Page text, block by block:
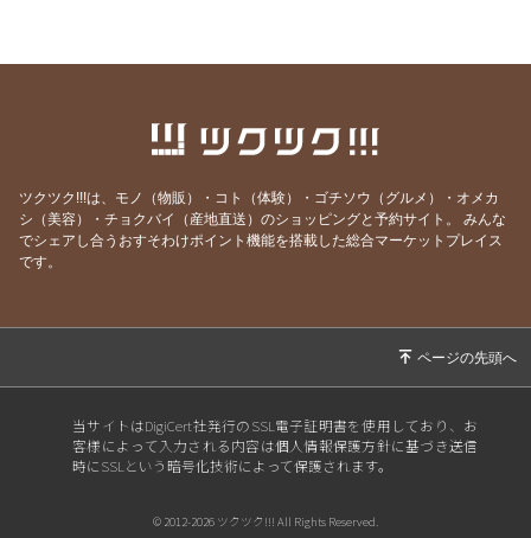
ご要望にお応えして。
2026/07/13 神のお告げ
2026/07/11 焼き魚お好きですか？
2026/07/06かつお絶好調！
2026/07/01 リセットボタン押しました。
通し営業やっちゃう〜。
ツクツク!!!は、モノ（物販）・コト（体験）・ゴチソウ（グルメ）・オメカ
シ（美容）・チョクバイ（産地直送）のショッピングと予約サイト。
みんな
でシェアし合うおすそわけポイント機能を搭載した総合マーケットプレイス
です。
当サイトはDigiCert社発行のSSL電子証明書を使用しており、お
客様によって入力される内容は個人情報保護方針に基づき送信
時にSSLという暗号化技術によって保護されます。
© 2012-2026 ツクツク!!! All Rights Reserved.